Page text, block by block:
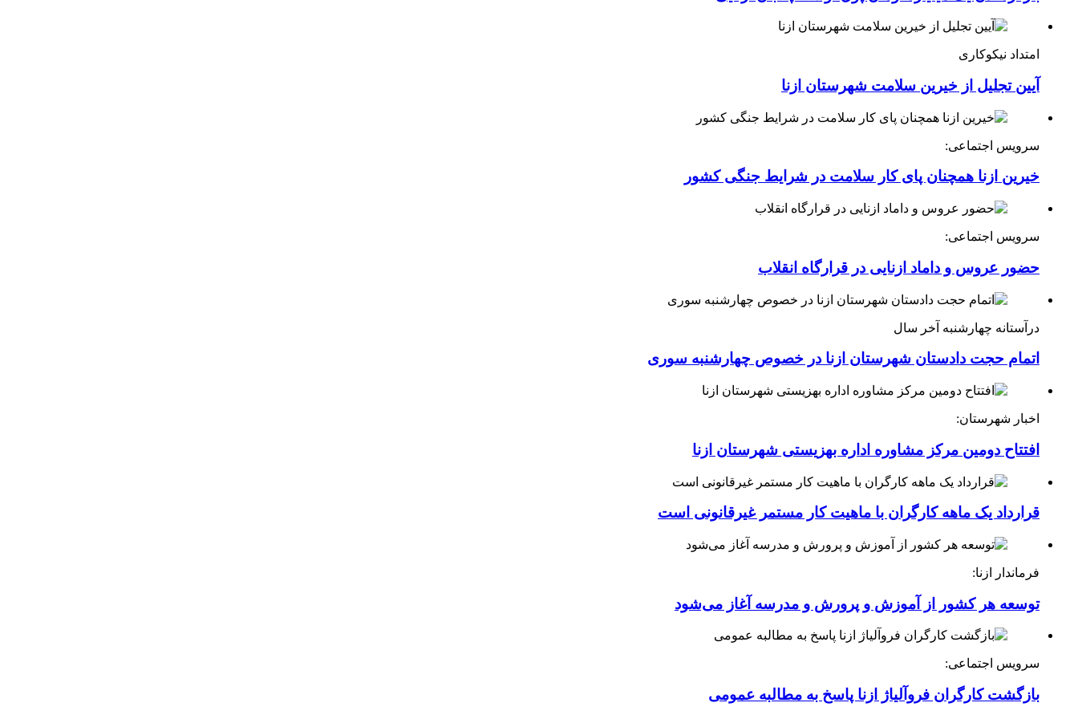
امتداد نیکوکاری
آیین تجلیل از خیرین سلامت شهرستان ازنا
سرویس اجتماعی:
خیرین ازنا همچنان پای کار سلامت در شرایط جنگی کشور
سرویس اجتماعی:
حضور عروس و داماد ازنایی در قرارگاه انقلاب
درآستانه چهارشنبه آخر سال
اتمام حجت دادستان شهرستان ازنا در خصوص چهارشنبه ‌سوری
اخبار شهرستان:
افتتاح دومین مرکز مشاوره اداره بهزیستی شهرستان ازنا
قرارداد یک ماهه کارگران با ماهیت کار مستمر غیرقانونی است
فرماندار ازنا:
توسعه هر کشور از آموزش و پرورش و مدرسه آغاز می‌شود
سرویس اجتماعی:
بازگشت کارگران فروآلیاژ ازنا پاسخ به مطالبه عمومی